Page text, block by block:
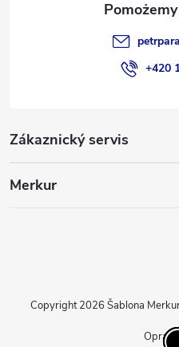
Zákaznický servis
Merkur
+420
Copyright 2026 Šablona